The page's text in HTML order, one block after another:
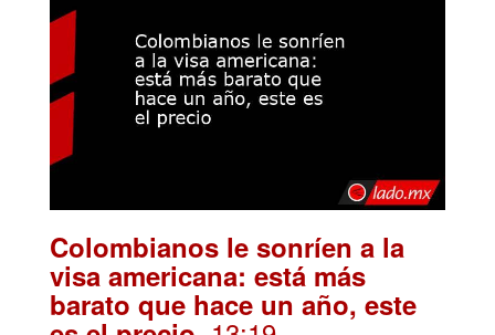
Colombianos le sonríen a la
visa americana: está más
barato que hace un año, este